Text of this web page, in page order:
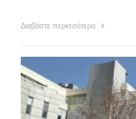
Διαβάστε περισσότερα